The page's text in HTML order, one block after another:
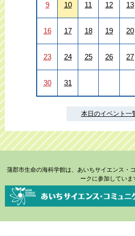
9 10 11 12 13
16 17 18 19 20
23 24 25 26 27
30 31
本日のイベント一
蒲郡市生命の海科学館は、あいちサイエンス・
ークに参加していま